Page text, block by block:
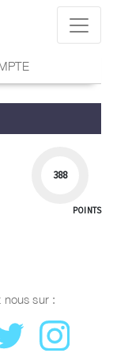
388
POINTS
nous sur :